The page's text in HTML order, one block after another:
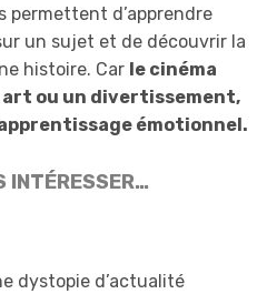
permettent d’apprendre
un sujet et de découvrir la
histoire. Car le cinéma
art ou un divertissement,
émotionnel.
INTÉRESSER…
dystopie d’actualité